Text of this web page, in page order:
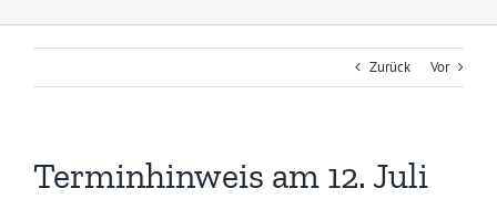
Zurück Vor
Terminhinweis am 12. Juli